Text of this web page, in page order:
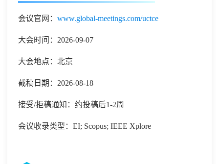
会议官网： www.global-meetings.com/uctce
大会时间：2026-09-07
大会地点：北京
截稿日期：2026-08-18
接受/拒稿通知：约投稿后1-2周
会议收录类型：EI; Scopus; IEEE Xplore